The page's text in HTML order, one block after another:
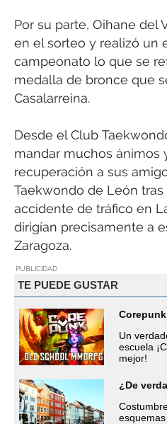
Por su parte, Oihane del
en el sorteo y realizó un
campeonato lo que se
medalla de bronce que
Casalarreina.
Desde el Club
mandar muchos ánimos
recuperación a sus
Taekwondo de León
accidente de tráfico en
dirigían precisamente a
Zaragoza.
PUBLICIDAD
TE PUEDE GUSTAR
Corepunk
Un
escuela
mejor!
¿De
esquemas